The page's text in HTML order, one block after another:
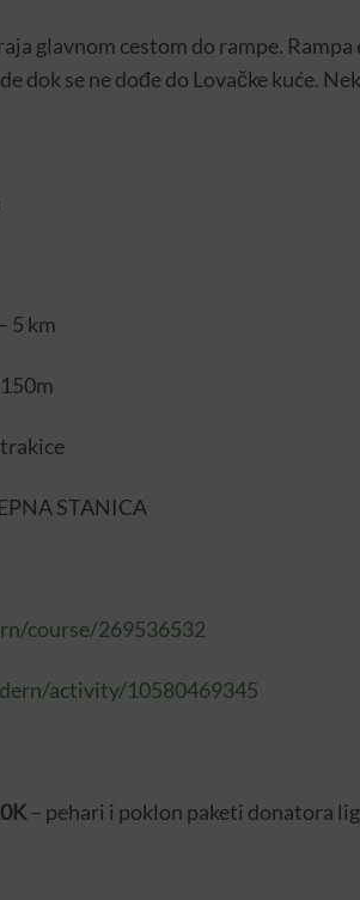
glavnom cestom do rampe.
dok se ne dođe do Lovačke kuće.
5 km
STANICA
course/269536532
activity/10580469345
– pehari i poklon paketi donatora